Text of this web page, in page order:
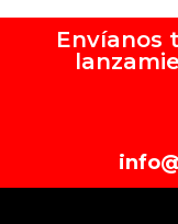
Envíanos